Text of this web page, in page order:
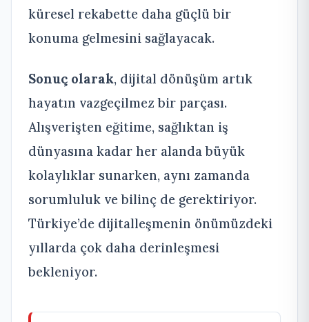
küresel rekabette daha güçlü bir
konuma gelmesini sağlayacak.
Sonuç olarak, dijital dönüşüm artık
hayatın vazgeçilmez bir parçası.
Alışverişten eğitime, sağlıktan iş
dünyasına kadar her alanda büyük
kolaylıklar sunarken, aynı zamanda
sorumluluk ve bilinç de gerektiriyor.
Türkiye’de dijitalleşmenin önümüzdeki
yıllarda çok daha derinleşmesi
bekleniyor.